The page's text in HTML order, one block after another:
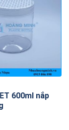
600ml nắp